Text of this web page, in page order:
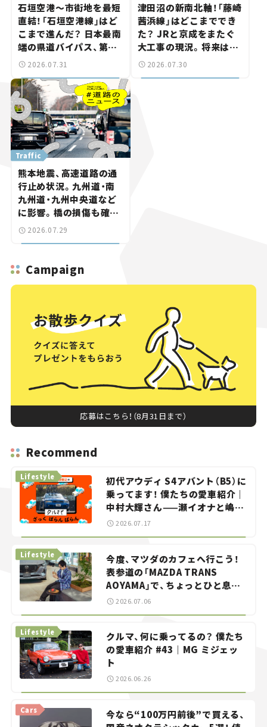
石垣空港～市街地を最短
直結！「石垣空港線」はど
こまで進んだ？ 日本最南
端の県道バイパス、第2
工区も延伸開通 【いま気
2026.07.31
津田沼の新南北軸！「藤崎
茜浜線」はどこまででき
た？ JRと京成をまたぐ
大工事の現況。将来は
「習志野～鎌ケ谷」を最短
2026.07.30
Traffic
熊本地震、高速道路の通
行止め状況。九州道・南
九州道・九州中央道など
に影響。橋の損傷も確認
【道路のニュース】
2026.07.29
Campaign
応募はこちら！（8月31日まで）
Recommend
初代アウディ S4アバント（B5）に
乗ってます！ 僕たちの愛車紹介｜
中村大輝さん——瀬イオナと嶋田
智之の「クルマでざっくばらんば
らん！」＃20
Lifestyle
2026.07.17
今度、マツダのカフェへ行こう！
表参道の「MAZDA TRANS
AOYAMA」で、ちょっとひと息。
——連載｜CCGとクルマでどうす
Lifestyle
2026.07.06
クルマ、何に乗ってるの？ 僕たち
の愛車紹介 #43｜MG ミジェッ
ト
Lifestyle
2026.06.26
今なら“100万円前後”で買える、
Cars